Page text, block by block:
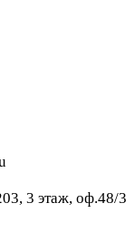
3 этаж, оф.48/3